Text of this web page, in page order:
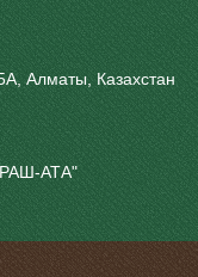
Алматы, Казахстан
АТА"